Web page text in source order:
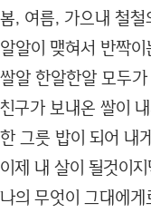
봄, 여름, 가으내 철철
알알이 맺혀서 반짝
쌀알 한알한알 모두
친구가 보내온 쌀이
한 그릇 밥이 되어 내
이제 내 살이 될것이
나의 무엇이 그대에게